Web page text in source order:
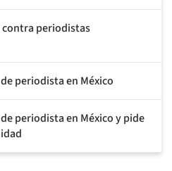
contra periodistas
periodista en México
periodista en México y pide